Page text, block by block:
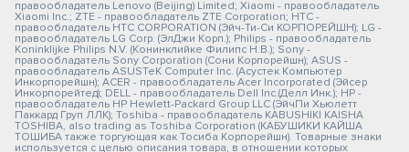
правообладатель Lenovo (Beijing) Limited; Xiaomi - правообладатель
Xiaomi Inc.; ZTE - правообладатель ZTE Corporation; HTC -
правообладатель HTC CORPORATION (Эйч-Ти-Си КОРПОРЕЙШН); LG -
правообладатель LG Corp. (ЭлДжи Корп.); Philips - правообладатель
Koninklijke Philips N.V. (Конинклийке Филипс Н.В.); Sony -
правообладатель Sony Corporation (Сони Корпорейшн); ASUS -
правообладатель ASUSTeK Computer Inc. (Асустек Компьютер
Инкорпорейшн); ACER - правообладатель Acer Incorporated (Эйсер
Инкорпорейтед); DELL - правообладатель Dell Inc.(Делл Инк.); HP -
правообладатель HP Hewlett-Packard Group LLC (ЭйчПи Хьюлетт
Паккард Груп ЛЛК); Toshiba - правообладатель KABUSHIKI KAISHA
TOSHIBA, also trading as Toshiba Corporation (КАБУШИКИ КАЙША
ТОШИБА также торгующая как Тосиба Корпорейшн). Товарные знаки
используется с целью описания товара, в отношении которых